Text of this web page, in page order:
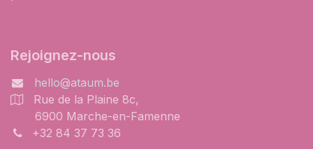
Rejoignez-nous
hello@ataum.be
Rue de la Plaine 8c,
6900 Marche-en-Famenne
+32 84 37 73 36